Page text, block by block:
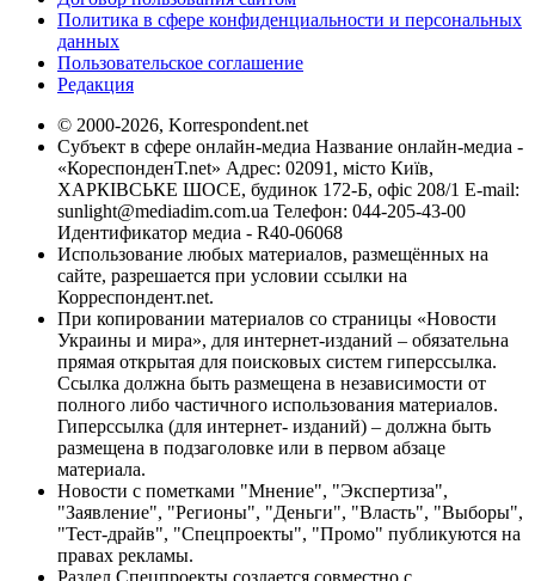
Политика в сфере конфиденциальности и персональных
данных
Пользовательское соглашение
Редакция
© 2000-2026, Korrespondent.net
Субъект в сфере онлайн-медиа Название онлайн-медиа -
«КореспонденТ.net» Адрес: 02091, місто Київ,
ХАРКІВСЬКЕ ШОСЕ, будинок 172-Б, офіс 208/1 E-mail:
sunlight@mediadim.com.ua Телефон: 044-205-43-00
Идентификатор медиа - R40-06068
Использование любых материалов, размещённых на
сайте, разрешается при условии ссылки на
Корреспондент.net.
При копировании материалов со страницы «Новости
Украины и мира», для интернет-изданий – обязательна
прямая открытая для поисковых систем гиперссылка.
Ссылка должна быть размещена в независимости от
полного либо частичного использования материалов.
Гиперссылка (для интернет- изданий) – должна быть
размещена в подзаголовке или в первом абзаце
материала.
Новости с пометками "Мнение", "Экспертиза",
"Заявление", "Регионы", "Деньги", "Власть", "Выборы",
"Тест-драйв", "Спецпроекты", "Промо" публикуются на
правах рекламы.